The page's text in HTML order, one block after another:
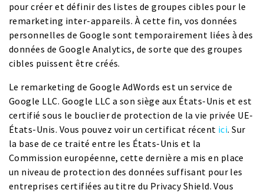
pour créer et définir des listes de groupes cibles pour le
remarketing inter-appareils. À cette fin, vos données
personnelles de Google sont temporairement liées à des
données de Google Analytics, de sorte que des groupes
cibles puissent être créés.
Le remarketing de Google AdWords est un service de
Google LLC. Google LLC a son siège aux États-Unis et est
certifié sous le bouclier de protection de la vie privée UE-
États-Unis. Vous pouvez voir un certificat récent ici. Sur
la base de ce traité entre les États-Unis et la
Commission européenne, cette dernière a mis en place
un niveau de protection des données suffisant pour les
entreprises certifiées au titre du Privacy Shield. Vous